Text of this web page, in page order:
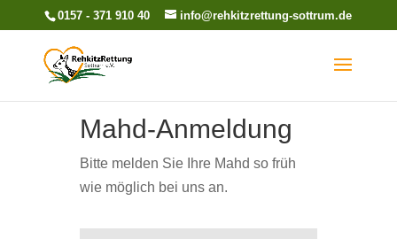
0157 - 371 910 40 info@rehkitzrettung-sottrum.de
Mahd-Anmeldung
Bitte melden Sie Ihre Mahd so früh
wie möglich bei uns an.